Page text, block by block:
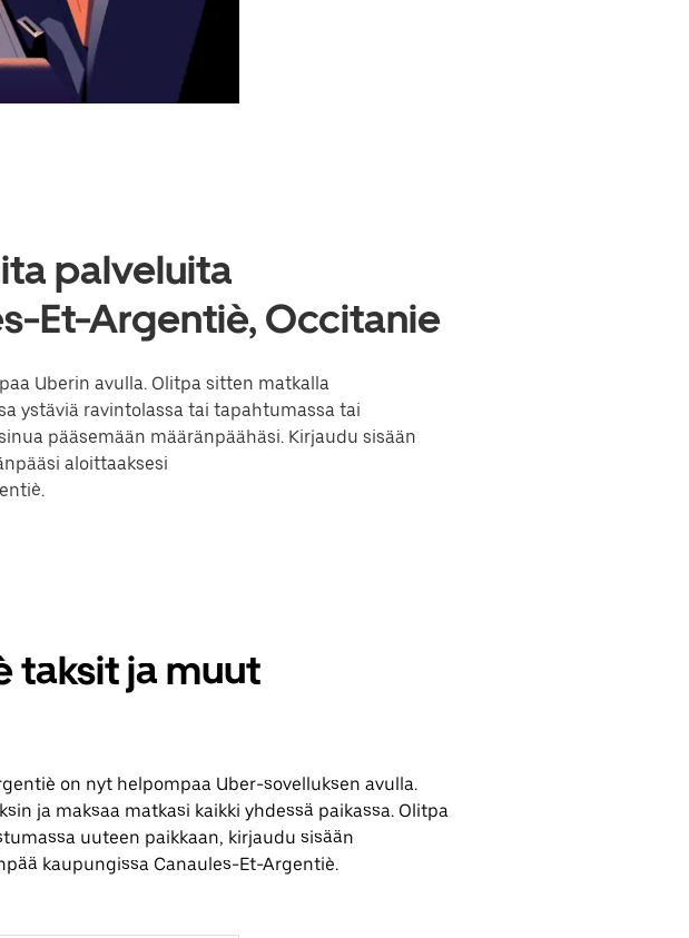
palveluita
Et-Argentiè, Occitanie
Uberin avulla. Olitpa sitten matkalla
ystäviä ravintolassa tai tapahtumassa tai
pääsemään määränpäähäsi. Kirjaudu sisään
aloittaaksesi
taksit ja muut
on nyt helpompaa Uber-sovelluksen avulla.
ja maksaa matkasi kaikki yhdessä paikassa. Olitpa
uuteen paikkaan, kirjaudu sisään
kaupungissa Canaules-Et-Argentiè.